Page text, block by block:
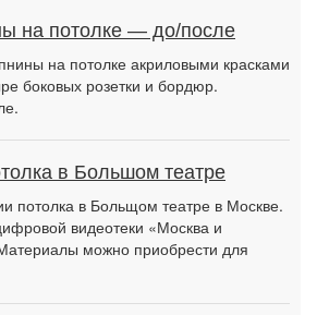
на потолке — до/после
на потолке акриловыми красками
боковых розетки и бордюр.
в Большом театре
потолка в Больщом театре в Москве.
видеотеки «Москва и
можно приобрести для